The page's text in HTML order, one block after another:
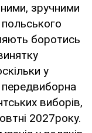
зручними
боротись
у
виборів,
2027року.